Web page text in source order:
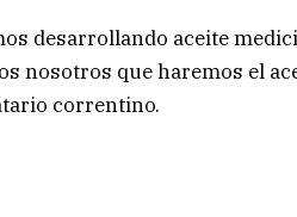
desarrollando aceite
nosotros que haremos el
correntino.